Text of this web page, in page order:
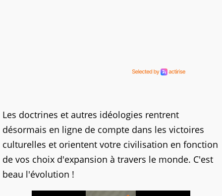
Les doctrines et autres idéologies rentrent
désormais en ligne de compte dans les victoires
culturelles et orientent votre civilisation en fonction
de vos choix d'expansion à travers le monde. C'est
beau l'évolution !